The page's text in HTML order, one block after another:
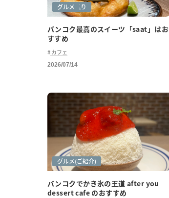
バンコク最高のスイーツ「saat」はお
すすめ
カフェ巡り
グルメ
カフェ
2026/07/14
バンコクでかき氷の王道 after you
dessert cafe のおすすめ
カフェ巡り
グルメ
グルメ(ご紹介)